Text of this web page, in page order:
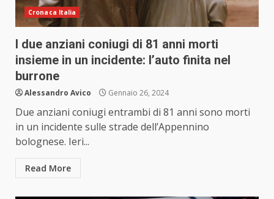
Cronaca Italia
I due anziani coniugi di 81 anni morti
insieme in un incidente: l’auto finita nel
burrone
Alessandro Avico Gennaio 26, 2024
Due anziani coniugi entrambi di 81 anni sono morti
in un incidente sulle strade dell’Appennino
bolognese. Ieri...
Read More